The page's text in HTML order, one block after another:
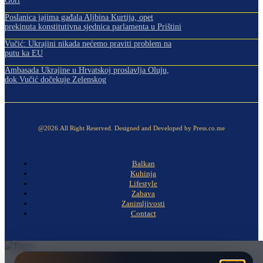
Poslanica jajima gađala Aljbina Kurtija, opet
prekinuta konstitutivna sjednica parlamenta u Prištini
Vučić: Ukrajini nikada nećemo praviti problem na
putu ka EU
Ambasada Ukrajine u Hrvatskoj proslavlja Oluju,
dok Vučić dočekuje Zelenskog
@2026.All Right Reserved. Designed and Developed by Press.co.me
Balkan
Kuhinja
Lifestyle
Zabava
Zanimljivosti
Contact